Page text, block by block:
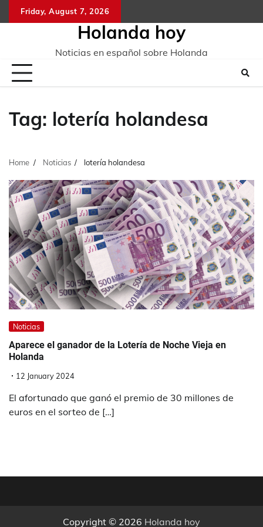
to
Friday, August 7, 2026
Holanda hoy
Noticias en español sobre Holanda
Tag: lotería holandesa
Home Noticias lotería holandesa
Noticias
Aparece el ganador de la Lotería de Noche Vieja en
Holanda
12 January 2024
El afortunado que ganó el premio de 30 millones de
euros en el sorteo de […]
Copyright © 2026 Holanda hoy